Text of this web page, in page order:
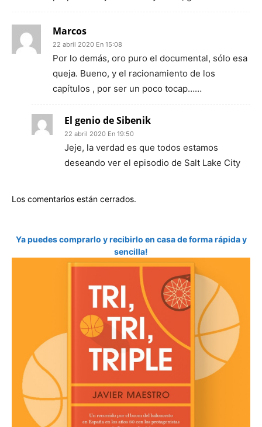
Marcos
22 abril 2020 En 15:08
Por lo demás, oro puro el documental, sólo esa
queja. Bueno, y el racionamiento de los
capítulos , por ser un poco tocap……
El genio de Sibenik
22 abril 2020 En 19:50
Jeje, la verdad es que todos estamos
deseando ver el episodio de Salt Lake City
Los comentarios están cerrados.
Ya puedes comprarlo y recibirlo en casa de forma rápida y
sencilla!